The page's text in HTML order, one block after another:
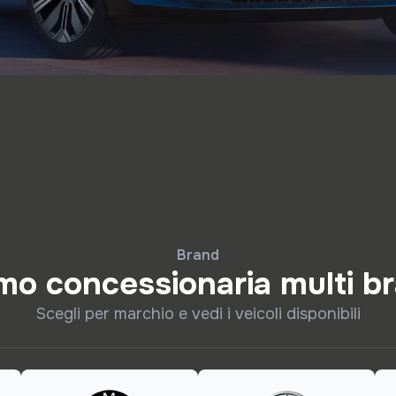
Brand
concessionaria multi
Scegli per marchio e vedi i veicoli disponibili